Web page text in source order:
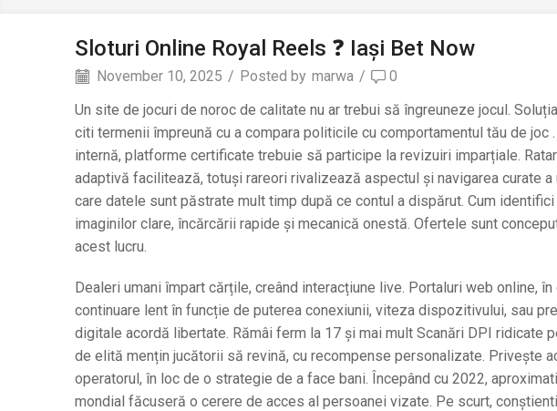
Sloturi Online Royal Reels ❓ Iași Bet Now
November 10, 2025 / Posted by marwa /
0
Un site de jocuri de noroc de calitate nu ar trebui să îngreuneze jocul.
citi termenii împreună cu a compara politicile cu comportamentul tău de joc
internă, platforme certificate trebuie să participe la revizuiri imparțiale.
adaptivă facilitează, totuși rareori rivalizează aspectul și navigarea curate
care datele sunt păstrate mult timp după ce contul a dispărut. Cum
imaginilor clare, încărcării rapide și mecanică onestă. Ofertele sunt
acest lucru.
Dealeri umani împart cărțile, creând interacțiune live. Portaluri web online,
continuare lent în funcție de puterea conexiunii, viteza dispozitivului, sau
digitale acordă libertate. Rămâi ferm la 17 și mai mult Scanări DPI ridicate
de elită mențin jucătorii să revină, cu recompense personalizate. Privește
operatorul, în loc de o strategie de a face bani. Începând cu 2022,
mondial făcuseră o cerere de acces al persoanei vizate. Pe scurt,